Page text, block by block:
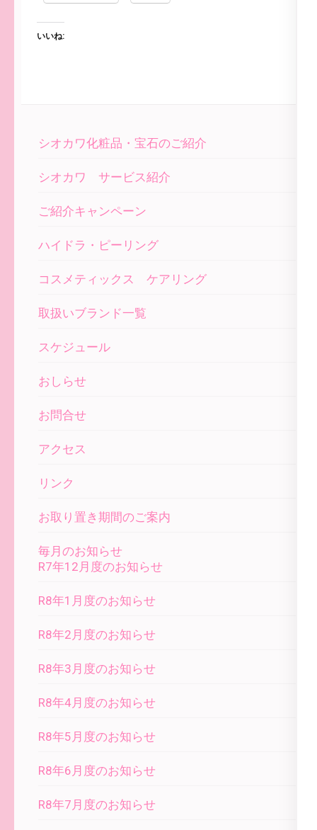
いいね:
シオカワ化粧品・宝石のご紹介
シオカワ サービス紹介
ご紹介キャンペーン
ハイドラ・ピーリング
コスメティックス ケアリング
取扱いブランド一覧
スケジュール
おしらせ
お問合せ
アクセス
リンク
お取り置き期間のご案内
毎月のお知らせ
R7年12月度のお知らせ
R8年1月度のお知らせ
R8年2月度のお知らせ
R8年3月度のお知らせ
R8年4月度のお知らせ
R8年5月度のお知らせ
R8年6月度のお知らせ
R8年7月度のお知らせ